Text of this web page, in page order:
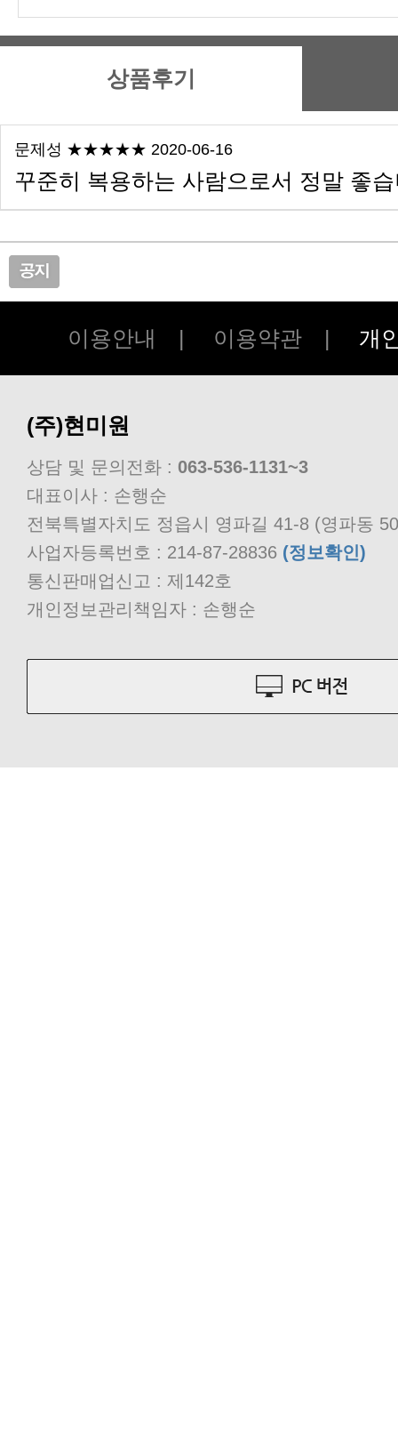
상품후기
문제성 ★★★★★ 2020-06-16
꾸준히 복용하는 사람으로서 정말 좋
이용안내 | 이용약관 | 개
(주)현미원
상담 및 문의전화 : 063-536-1131~3
대표이사 : 손행순
전북특별자치도 정읍시 영파길 41-8 (영파동
사업자등록번호 : 214-87-28836 (정보확인)
통신판매업신고 : 제142호
개인정보관리책임자 : 손행순